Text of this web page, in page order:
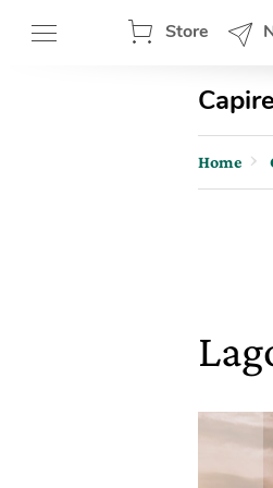
Store
Home